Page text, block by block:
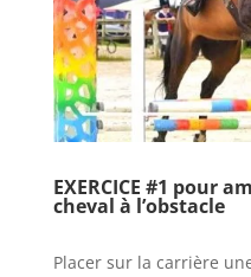
EXERCICE #1 pour
cheval à l’obstacle
Placer sur la carrière